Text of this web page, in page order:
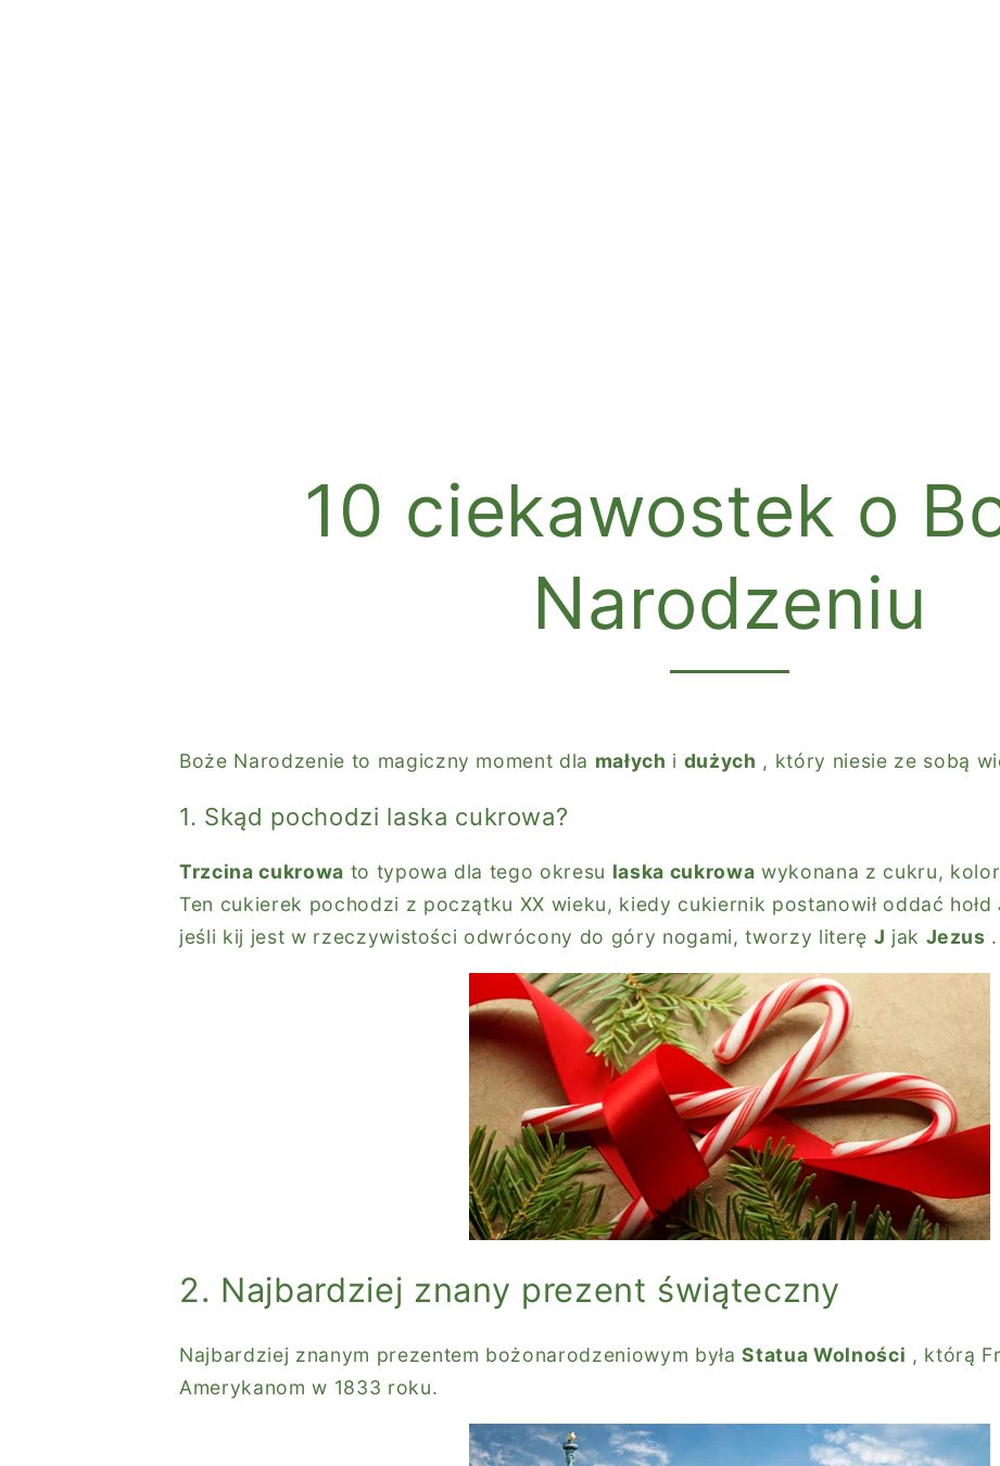
10 ciekawostek o
Narodzeniu
Boże Narodzenie to magiczny moment dla małych i dużych , który niesie ze sobą
1. Skąd pochodzi laska cukrowa?
Trzcina cukrowa to typowa dla tego okresu laska cukrowa wykonana z cukru,
Ten cukierek pochodzi z początku XX wieku, kiedy cukiernik postanowił oddać hołd
jeśli kij jest w rzeczywistości odwrócony do góry nogami, tworzy literę J jak Jezus .
2. Najbardziej znany prezent świąteczny
Najbardziej znanym prezentem bożonarodzeniowym byłaStatua Wolności , którą
Amerykanom w 1833 roku.